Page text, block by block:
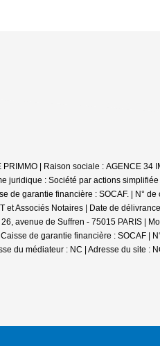
| Raison sociale : AGENCE
juridique : Société par actions
de garantie financière : SOCAF. | N°
et Associés Notaires | Date de
avenue de Suffren - 75015 PARIS |
de garantie financière : SOCAF |
du médiateur : NC | Adresse du site :